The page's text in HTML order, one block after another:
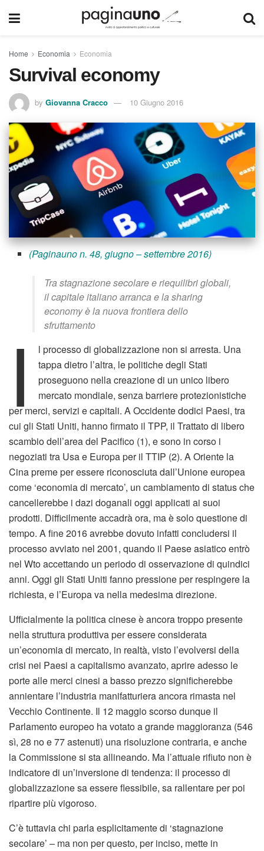
Home Economia Economia
Survival economy
by Giovanna Cracco 10 Giugno 2016
(Paginauno n. 48, giugno – settembre 2016)
Tra stagnazione secolare e riequilibri globali,
il capitale italiano arranca e la sharing
economy è la nuova frontiera dello
sfruttamento
I
l processo di globalizzazione non si arresta. Una
tappa dietro l’altra, le politiche degli Stati
proseguono nella creazione di un unico libero
mercato mondiale, senza barriere protezionistiche
per merci, servizi e capitali. A Occidente dodici Paesi, tra
cui gli Stati Uniti, hanno firmato il TPP, il Trattato di libero
scambio dell’area del Pacifico (1), e sono in corso i
negoziati tra Usa e Europa per il TTIP (2). A Oriente la
Cina preme per essere riconosciuta dall’Unione europea
come ‘economia di mercato’, un cambiamento di status che
cancellerebbe i dazi doganali oggi applicati ai suoi
prodotti. Difficilmente accadrà ora, ma è solo questione di
tempo. A fine 2016 avrebbe dovuto infatti concludersi il
processo avviato nel 2001, quando il Paese asiatico entrò
nel Wto accettando un periodo di osservazione di quindici
anni. Oggi gli Stati Uniti fanno pressione per respingere la
richiesta, e l’Europa va nella medesima direzione.
Ufficialmente la politica cinese è ancora troppo presente
nella struttura produttiva per essere considerata
un’economia di mercato, in realtà, visto l’evolversi della
crisi nei Paesi a capitalismo avanzato, aprire adesso le
porte alle merci cinesi a basso prezzo significherebbe
annientare l’industria manifatturiera ancora rimasta nel
Vecchio Continente. Il 12 maggio scorso dunque il
Parlamento europeo ha votato a grande maggioranza (546
sì, 28 no e 77 astenuti) una risoluzione contraria, e anche
la Commissione si sta allineando. Ma l’attuale rifiuto non è
indicatore di un’inversione di tendenza: il processo di
globalizzazione sa essere flessibile, sa rallentare per poi
ripartire più vigoroso.
C’è tuttavia chi parla esplicitamente di ‘stagnazione
secolare’ – ma non per questo, per inciso, mette in